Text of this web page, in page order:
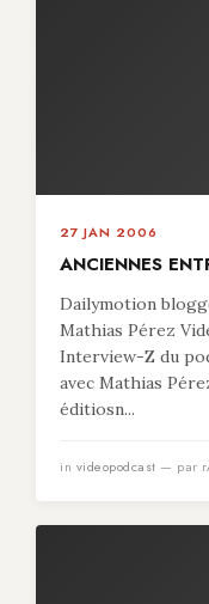
27 JAN 2006
ANCIENNES
Dailymotion
Mathias Pérez
Interview-Z du
avec Mathias
éditiosn...
in videopodcast — par